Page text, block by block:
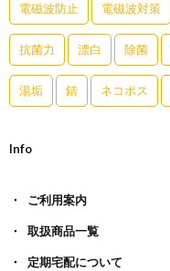
電磁波防止 電磁波対策
抗菌力 漂白 除菌
湯垢 錆 ネコポス
Info
ご利用案内
取扱商品一覧
定期宅配について